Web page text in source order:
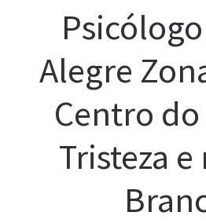
Alegre
Centro
Tristeza e